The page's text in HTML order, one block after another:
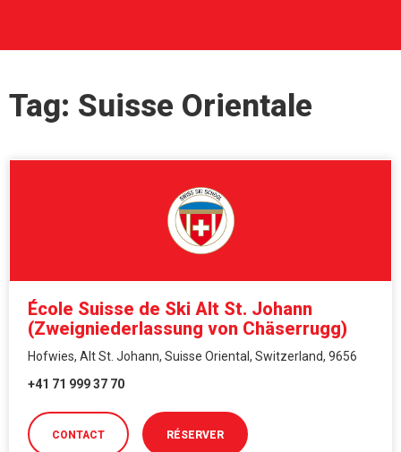
Tag: Suisse Orientale
École Suisse de Ski Alt St. Johann
(Zweigniederlassung von Chäserrugg)
Hofwies, Alt St. Johann, Suisse Oriental, Switzerland, 9656
+41 71 999 37 70
CONTACT RÉSERVER